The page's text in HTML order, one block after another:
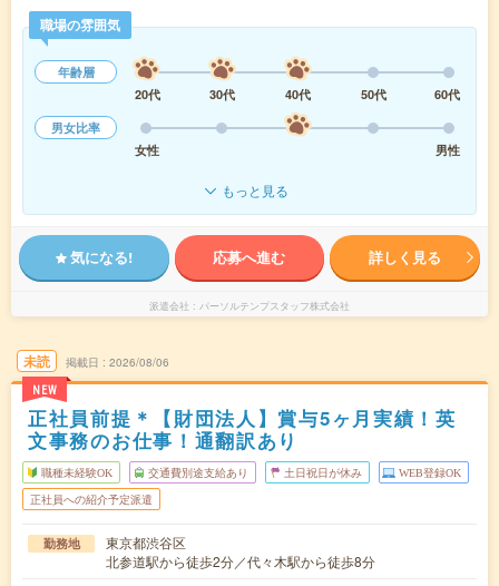
職場の雰囲気
年齢層
20代
30代 40代 50代
60代
男女比率
女性
男性
もっと見る
気になる! 応募へ進む 詳しく見る
派遣会社 パーソルテンプスタッフ株式会社
未読
NEW
掲載日 2026/08/06
正社員前提＊【財団法人】賞与5ヶ月実績！英
文事務のお仕事！通翻訳あり
職種未経験OK 交通費別途支給あり 土日祝日が休み WEB登録OK
正社員への紹介予定派遣
勤務地
東京都渋谷区
北参道駅から徒歩2分／代々木駅から徒歩8分